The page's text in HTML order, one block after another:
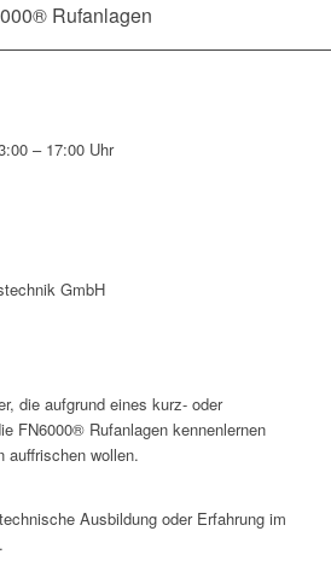
Rufanlagen
– 17:00 Uhr
GmbH
die aufgrund eines kurz- oder
FN6000® Rufanlagen kennenlernen
auffrischen wollen.
Ausbildung oder Erfahrung im